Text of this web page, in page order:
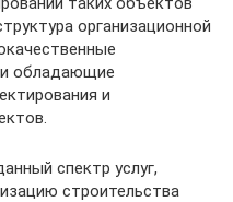
организационной
обладающие
и
спектр услуг,
строительства